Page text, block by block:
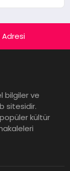
bilgiler ve
sitesidir.
kültür